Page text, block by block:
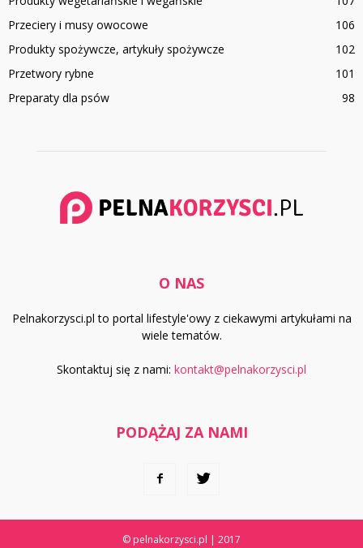
Przeciery i musy owocowe
106
Produkty spożywcze, artykuły spożywcze
102
Przetwory rybne
101
Preparaty dla psów
98
O NAS
Pelnakorzysci.pl to portal lifestyle'owy z ciekawymi artykułami na
wiele tematów.
Skontaktuj się z nami: kontakt@pelnakorzysci.pl
PODĄŻAJ ZA NAMI
© pelnakorzysci.pl | 2017